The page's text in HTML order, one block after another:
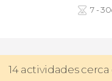
7 -
14 actividades cerca